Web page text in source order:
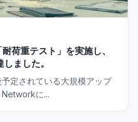
重テスト」を実施し、
ました。
定されている大規模アップ
に...